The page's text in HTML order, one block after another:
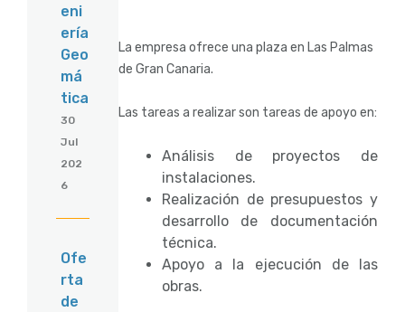
eni
ería
Geo
má
tica
30
Jul
202
6
Ofe
rta
de
La empresa ofrece una plaza en Las Palmas
de Gran Canaria.
Las tareas a realizar son tareas de apoyo en:
Análisis de proyectos de
instalaciones.
Realización de presupuestos y
desarrollo de documentación
técnica.
Apoyo a la ejecución de las
obras.